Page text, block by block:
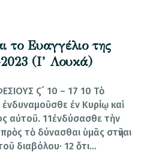
το Ευαγγέλιο της
(Ι’ Λουκά)
Ϛ´ 10 – 17 10 Τὸ
ἐν Κυρίῳ καὶ
αὐτοῦ. 11ἐνδύσασθε τὴν
τὸ δύνασθαι ὑμᾶς στῆναι
διαβόλου· 12 ὅτι…